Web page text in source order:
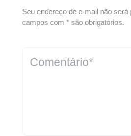
Seu endereço de e-mail não será
campos com * são obrigatórios.